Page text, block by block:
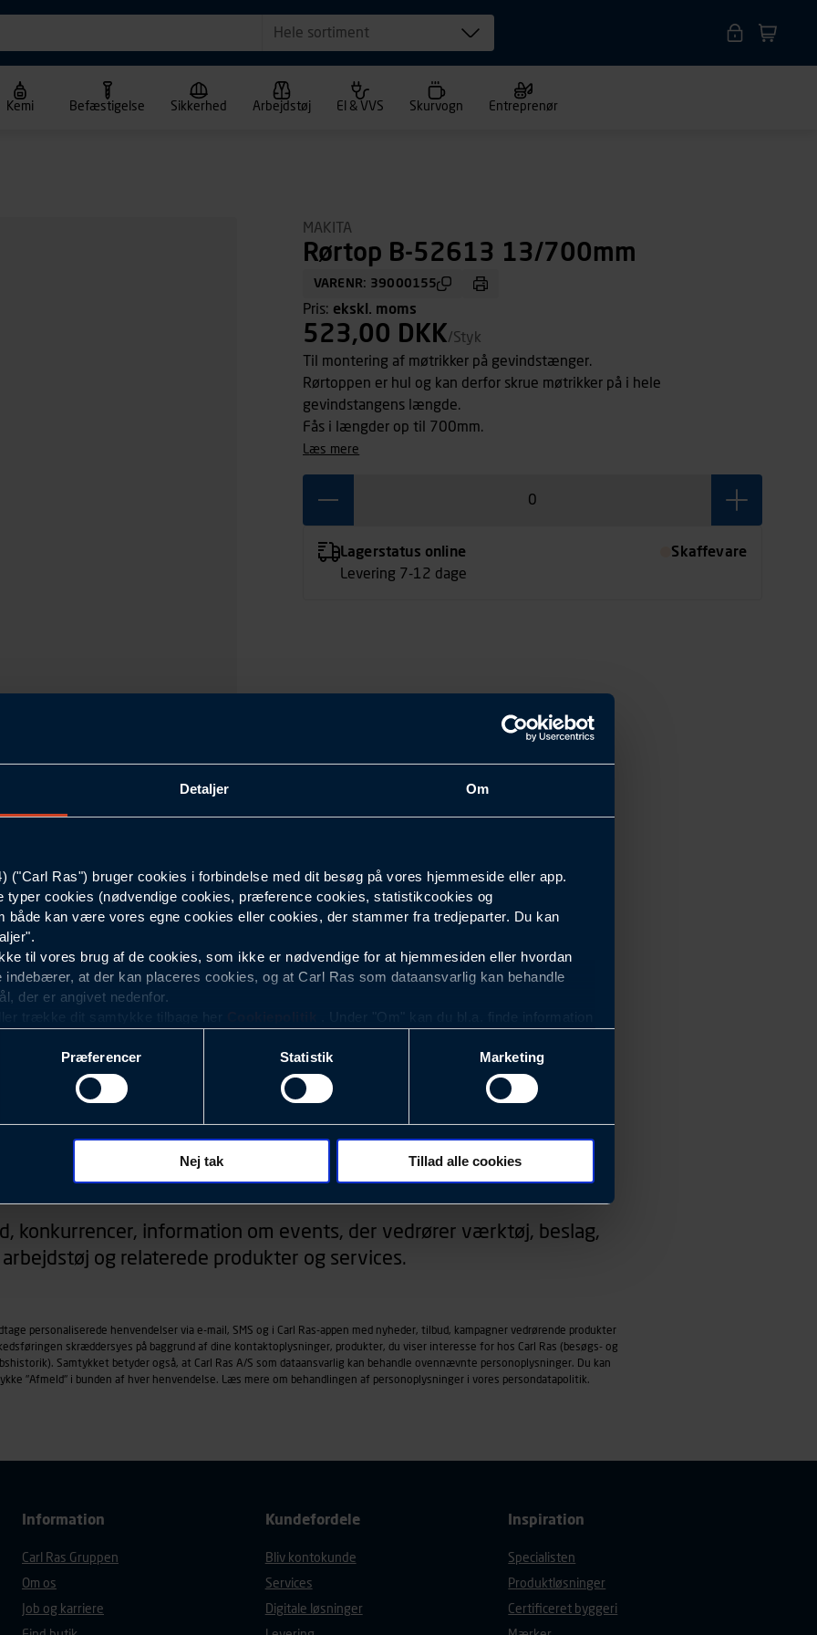
Detaljer Om
("Carl Ras") bruger cookies i forbindelse med dit besøg på vores hjemmeside eller app.
typer cookies (nødvendige cookies, præference cookies, statistikcookies og
både kan være vores egne cookies eller cookies, der stammer fra tredjeparter. Du kan
til vores brug af de cookies, som ikke er nødvendige for at hjemmesiden eller hvordan
indebærer, at der kan placeres cookies, og at Carl Ras som dataansvarlig kan behandle
der er angivet nedenfor.
trække dit samtykke tilbage her
. Under "Om" kan du bl.a. finde information
med det formål at optimere design, brugervenlighed og effektiviteten af vores
analyser af, hvilke oplysninger der er mest populære, og som derfor skal være nemme at
hvad der klikkes på, sider/indhold der besøges, browsertype, søgeord, IP-adresse,
(computer, smartphone mv.) samt de features, der anvendes.
browsertype, søgeord, IP-adresse, informationer om enhedstype (computer,
der anvendes.
persondatapolitik, der indeholder yderligere information om behandling af
Præferencer Statistik Marketing
Nej tak Tillad alle cookies
Hele sortiment
Kemi Befæstigelse Sikkerhed Arbejdstøj El & VVS Skurvogn Entreprenør
MAKITA
Rørtop B-52613 13/700mm
VARENR: 39000155
Pris: ekskl. moms
523,00 DKK/Styk
Til montering af møtrikker på gevindstænger.
Rørtoppen er hul og kan derfor skrue møtrikker på i hele
gevindstangens længde.
Fås i længder op til 700mm.
læs mere
Lagerstatus online
Levering 7-12 dage
Skaffevare
Nyhedsbrev
konkurrencer, information om events, der vedrører værktøj, beslag,
arbejdstøj og relaterede produkter og services.
personaliserede henvendelser via e-mail, SMS og i Carl Ras-appen med nyheder, tilbud, kampagner vedrørende produkter
skræddersyes på baggrund af dine kontaktoplysninger, produkter, du viser interesse for hos Carl Ras (besøgs- og
Samtykket betyder også, at Carl Ras A/S som dataansvarlig kan behandle ovennævnte personoplysninger. Du kan
"Afmeld" i bunden af hver henvendelse. Læs mere om behandlingen af personoplysninger i vores persondatapolitik.
Information
Carl Ras Gruppen
Om os
Job og karriere
Kundefordele
Bliv kontokunde
Services
Digitale løsninger
Inspiration
Specialisten
Produktløsninger
Certificeret byggeri